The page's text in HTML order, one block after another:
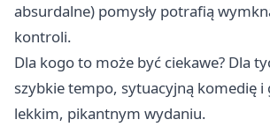
absurdalne) pomysły potrafią
kontroli.
Dla kogo to może być ciekawe? Dla
szybkie tempo, sytuacyjną komedię i
lekkim, pikantnym wydaniu.